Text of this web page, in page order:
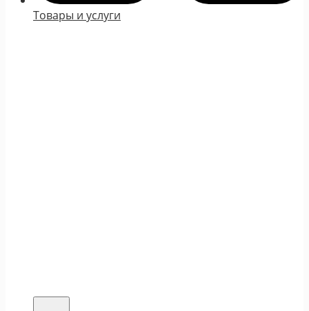
Товары и услуги